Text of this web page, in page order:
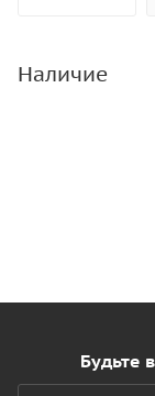
Наличие
Будьте